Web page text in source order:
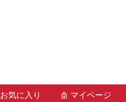
お気に入り マイページ